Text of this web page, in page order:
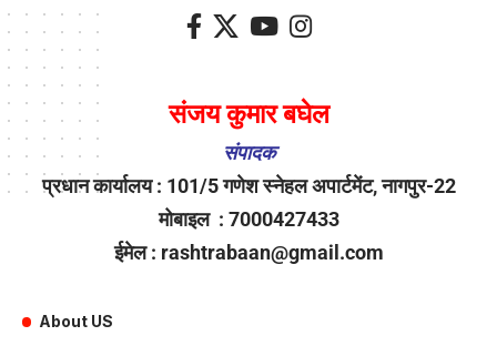
संजय कुमार बघेल
संपादक
प्रधान कार्यालय : 101/5 गणेश स्नेहल अपार्टमेंट, नागपुर-22
मोबाइल : 7000427433
ईमेल : rashtrabaan@gmail.com
About US